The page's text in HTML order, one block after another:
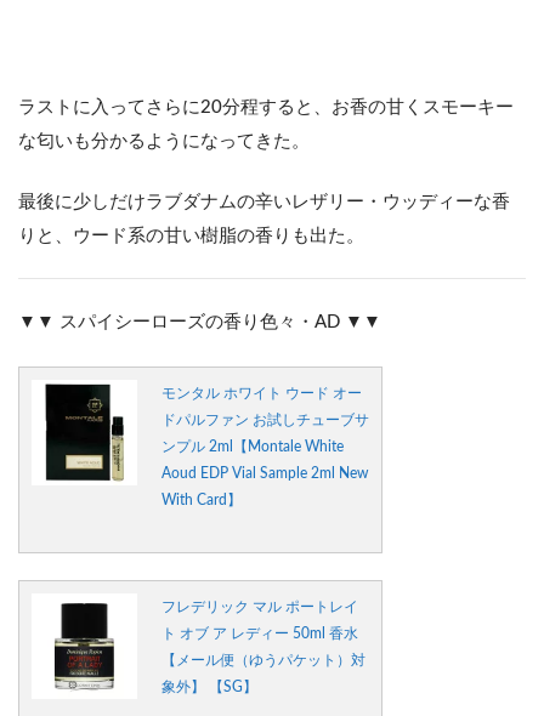
ラストに入ってさらに20分程すると、お香の甘くスモーキー
な匂いも分かるようになってきた。
最後に少しだけラブダナムの辛いレザリー・ウッディーな香
りと、ウード系の甘い樹脂の香りも出た。
▼▼ スパイシーローズの香り色々・AD ▼▼
モンタル ホワイト ウード オー
ドパルファン お試しチューブサ
ンプル 2ml【Montale White
Aoud EDP Vial Sample 2ml New
With Card】
フレデリック マル ポートレイ
ト オブ ア レディー 50ml 香水
【メール便（ゆうパケット）対
象外】 【SG】